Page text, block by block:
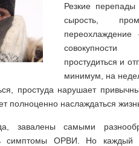
Резкие
сырость,
простудиться и
минимум, на
простуда нарушает
полноценно наслаждаться
завалены самыми
симптомы ОРВИ. Но каждый